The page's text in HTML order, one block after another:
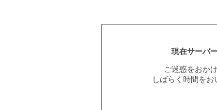
現在サーバ
ご迷惑をおか
しばらく時間を